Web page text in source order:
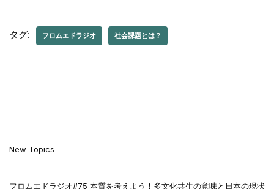
タグ: フロムエドラジオ 社会課題とは？
New Topics
フロムエドラジオ#75 本質を考えよう！多文化共生の意味と日本の現状